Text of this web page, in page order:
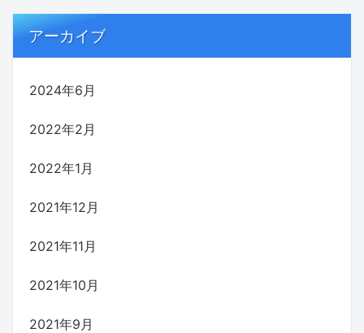
アーカイブ
2024年6月
2022年2月
2022年1月
2021年12月
2021年11月
2021年10月
2021年9月